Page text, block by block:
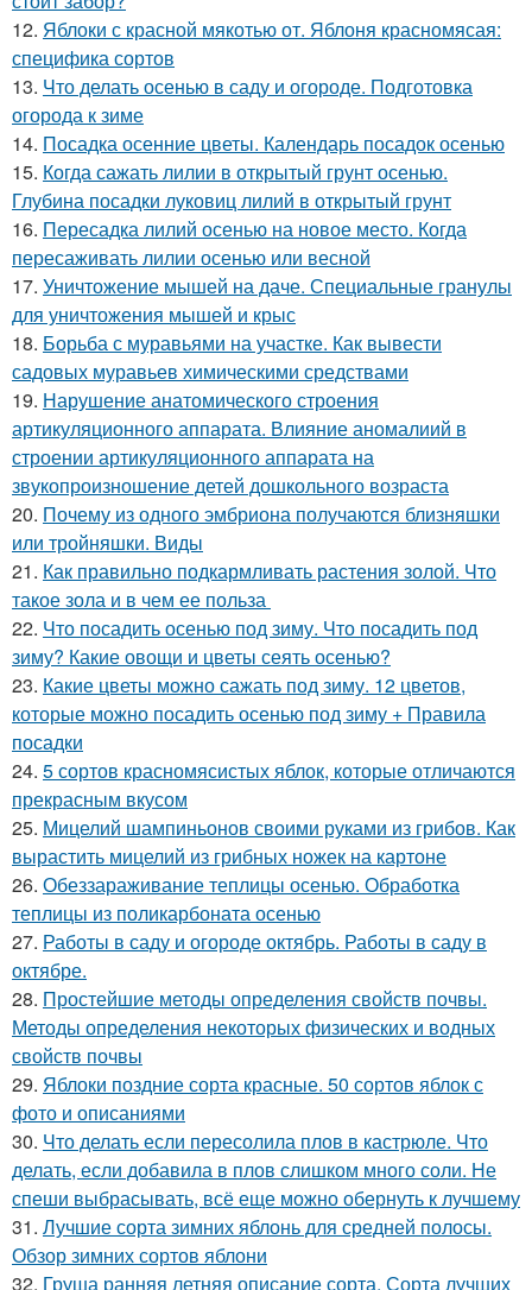
12. Яблоки с красной мякотью от. Яблоня красномясая:
специфика сортов
13. Что делать осенью в саду и огороде. Подготовка
огорода к зиме
14. Посадка осенние цветы. Календарь посадок осенью
15. Когда сажать лилии в открытый грунт осенью.
Глубина посадки луковиц лилий в открытый грунт
16. Пересадка лилий осенью на новое место. Когда
пересаживать лилии осенью или весной
17. Уничтожение мышей на даче. Специальные гранулы
для уничтожения мышей и крыс
18. Борьба с муравьями на участке. Как вывести
садовых муравьев химическими средствами
19. Нарушение анатомического строения
артикуляционного аппарата. Влияние аномалиий в
строении артикуляционного аппарата на
звукопроизношение детей дошкольного возраста
20. Почему из одного эмбриона получаются близняшки
или тройняшки. Виды
21. Как правильно подкармливать растения золой. Что
такое зола и в чем ее польза
22. Что посадить осенью под зиму. Что посадить под
зиму? Какие овощи и цветы сеять осенью?
23. Какие цветы можно сажать под зиму. 12 цветов,
которые можно посадить осенью под зиму + Правила
посадки
24. 5 сортов красномясистых яблок, которые отличаются
прекрасным вкусом
25. Мицелий шампиньонов своими руками из грибов. Как
вырастить мицелий из грибных ножек на картоне
26. Обеззараживание теплицы осенью. Обработка
теплицы из поликарбоната осенью
27. Работы в саду и огороде октябрь. Работы в саду в
октябре.
28. Простейшие методы определения свойств почвы.
Методы определения некоторых физических и водных
свойств почвы
29. Яблоки поздние сорта красные. 50 сортов яблок с
фото и описаниями
30. Что делать если пересолила плов в кастрюле. Что
делать, если добавила в плов слишком много соли. Не
спеши выбрасывать, всё еще можно обернуть к лучшему
31. Лучшие сорта зимних яблонь для средней полосы.
Обзор зимних сортов яблони
32. Груша ранняя летняя описание сорта. Сорта лучших